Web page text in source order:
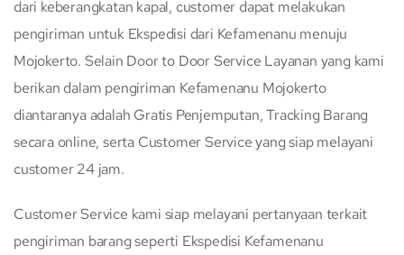
dari keberangkatan kapal, customer dapat melakukan
pengiriman untuk Ekspedisi dari Kefamenanu menuju
Mojokerto. Selain Door to Door Service Layanan yang kami
berikan dalam pengiriman Kefamenanu Mojokerto
diantaranya adalah Gratis Penjemputan, Tracking Barang
secara online, serta Customer Service yang siap melayani
customer 24 jam.
Customer Service kami siap melayani pertanyaan terkait
pengiriman barang seperti Ekspedisi Kefamenanu